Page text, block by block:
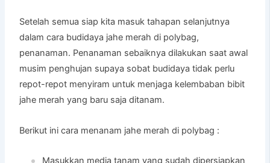
Setelah semua siap kita masuk tahapan selanjutnya
dalam cara budidaya jahe merah di polybag,
penanaman. Penanaman sebaiknya dilakukan saat awal
musim penghujan supaya sobat budidaya tidak perlu
repot-repot menyiram untuk menjaga kelembaban bibit
jahe merah yang baru saja ditanam.
Berikut ini cara menanam jahe merah di polybag :
Masukkan media tanam yang sudah dipersiapkan